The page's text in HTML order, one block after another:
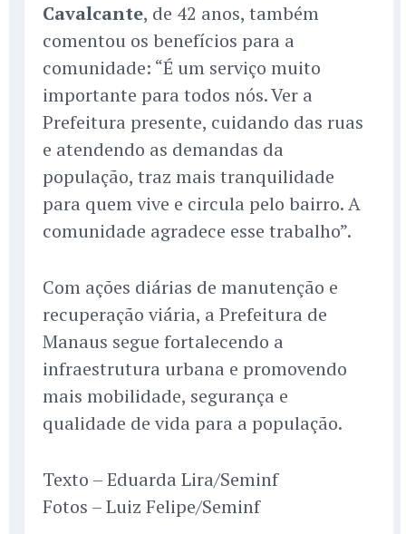
Cavalcante, de 42 anos, também
comentou os benefícios para a
comunidade: “É um serviço muito
importante para todos nós. Ver a
Prefeitura presente, cuidando das ruas
e atendendo as demandas da
população, traz mais tranquilidade
para quem vive e circula pelo bairro. A
comunidade agradece esse trabalho”.
Com ações diárias de manutenção e
recuperação viária, a Prefeitura de
Manaus segue fortalecendo a
infraestrutura urbana e promovendo
mais mobilidade, segurança e
qualidade de vida para a população.
Texto – Eduarda Lira/Seminf
Fotos – Luiz Felipe/Seminf